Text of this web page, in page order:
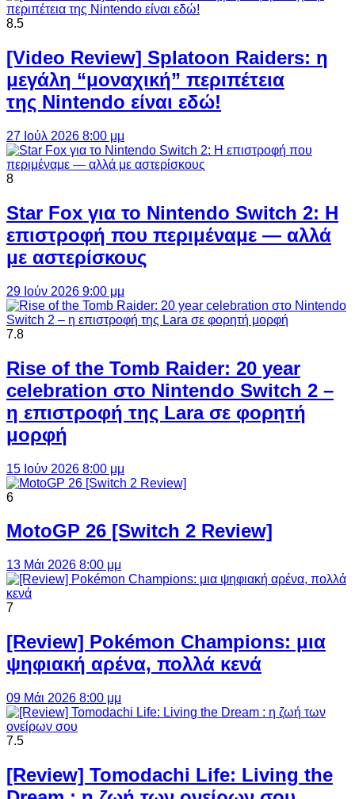
8.5
[Video Review] Splatoon Raiders: η
μεγάλη “μοναχική” περιπέτεια
της Nintendo είναι εδώ!
27 Ιούλ 2026 8:00 μμ
8
Star Fox για το Nintendo Switch 2: Η
επιστροφή που περιμέναμε — αλλά
με αστερίσκους
29 Ιούν 2026 9:00 μμ
7.8
Rise of the Tomb Raider: 20 year
celebration στο Nintendo Switch 2 –
η επιστροφή της Lara σε φορητή
μορφή
15 Ιούν 2026 8:00 μμ
6
MotoGP 26 [Switch 2 Review]
13 Μάι 2026 8:00 μμ
7
[Review] Pokémon Champions: μια
ψηφιακή αρένα, πολλά κενά
09 Μάι 2026 8:00 μμ
7.5
[Review] Tomodachi Life: Living the